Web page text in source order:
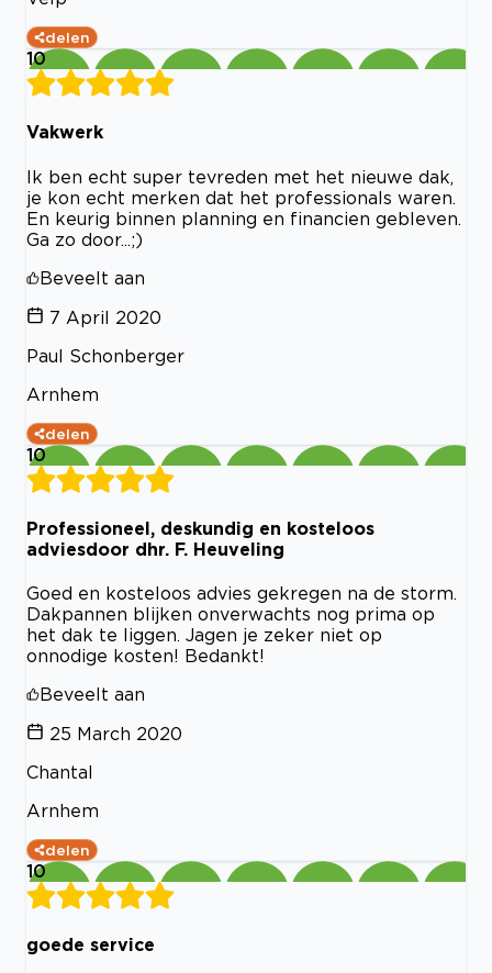
delen
10
Vakwerk
Ik ben echt super tevreden met het nieuwe dak,
je kon echt merken dat het professionals waren.
En keurig binnen planning en financien gebleven.
Ga zo door...;)
Beveelt aan
7 April 2020
Paul Schonberger
Arnhem
delen
10
Professioneel, deskundig en kosteloos
adviesdoor dhr. F. Heuveling
Goed en kosteloos advies gekregen na de storm.
Dakpannen blijken onverwachts nog prima op
het dak te liggen. Jagen je zeker niet op
onnodige kosten! Bedankt!
Beveelt aan
25 March 2020
Chantal
Arnhem
delen
10
goede service